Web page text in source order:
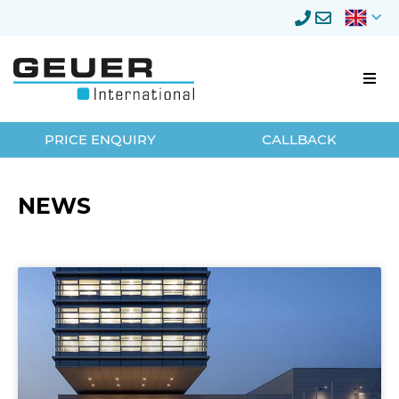
Business relocation
Storage
Privateclients
About Geuer
PRICE ENQUIRY CALLBACK
NEWS